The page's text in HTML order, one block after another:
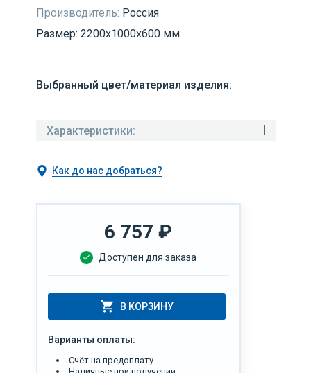
Производитель: Россия
Размер: 2200x1000x600 мм
Выбранный цвет/материал изделия:
Характеристики:
Как до нас добраться?
6 757 ₽
Доступен для заказа
В КОРЗИНУ
Варианты оплаты:
Счёт на предоплату